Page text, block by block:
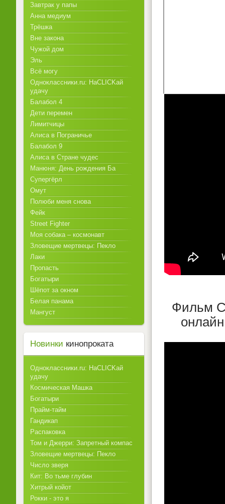
Фильм
Завтрак у папы
Анна медиум
Трёшка
Вне закона
Чужой дом
Эль
Всё могу
Одноклассники.ru: НаCLICKай
удачу
Балабол 4
Дети перемен
Лимитчицы
Алиса в Пограничье
Балабол 9
Алиса в Стране чудес
Манюня: День рождения Ба
Супергёрл
Омут
Полюби меня снова
Фейк
Street Fighter
Моя собака – космонавт
Зловещие мертвецы: Пекло
Лаки
Пропасть
Богатыри
Шёпот за окном
Белая панама
Мангуст
Новинки кинопроката
Одноклассники.ru: НаCLICKай
удачу
Космическая Машка
Богатыри
Прайм-тайм
Гандикап
Распаковка
Том и Джерри: Запретный компас
Зловещие мертвецы: Пекло
Число зверя
Кит: Во тьме глубин
Хитрый койот
Рокки - это я